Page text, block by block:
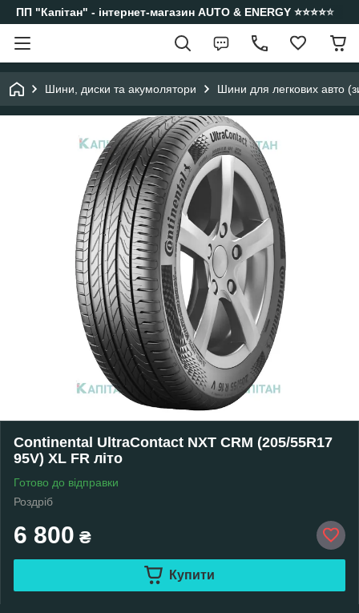
ПП "Капітан" - інтернет-магазин AUTO & ENERGY ⭐️⭐️⭐️⭐️⭐️
Шини, диски та акумолятори Шини для легкових авто
Continental UltraContact NXT CRM (205/55R17
95V) XL FR літо
Готово до відправки
Роздріб
6 800 ₴
Купити